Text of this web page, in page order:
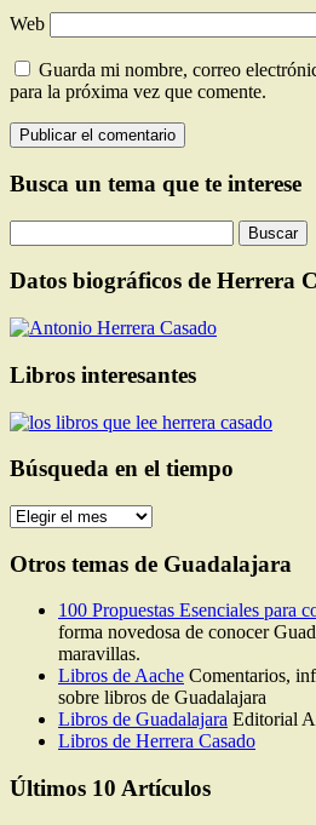
Web
Guarda mi nombre, correo
para la próxima vez que comente.
Busca un tema que te interese
Datos biográficos de Herrera
Libros interesantes
Búsqueda en el tiempo
Búsqueda
el
Otros temas de Guadalajara
100 Propuestas Esenciales para
forma novedosa de conocer
maravillas.
Libros de Aache Comentarios,
sobre libros de Guadalajara
Libros de Guadalajara Editorial
Libros de Herrera Casado
Últimos 10 Artículos